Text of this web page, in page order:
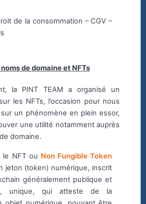
de la consommation – CGV –
de domaine et NFTs
la PINT TEAM a organisé un
les NFTs, l’occasion pour nous
un phénomène en plein essor,
une utilité notamment auprès
domaine.
le NFT ou Non Fungible Token
jeton (token) numérique, inscrit
généralement publique et
unique, qui atteste de la